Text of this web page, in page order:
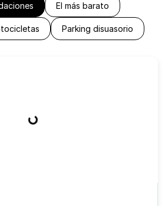
El más barato
Parking disuasorio